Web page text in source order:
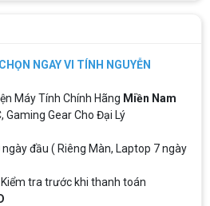
NGAY VI TÍNH NGUYỄN
Máy Tính Chính Hãng Miền Nam
Gaming Gear Cho Đại Lý
ngày đầu ( Riêng Màn, Laptop 7 ngày
tra trước khi thanh toán